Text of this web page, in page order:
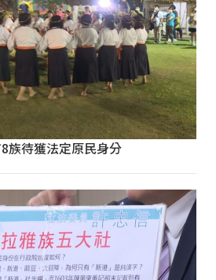
族待獲法定原民身分